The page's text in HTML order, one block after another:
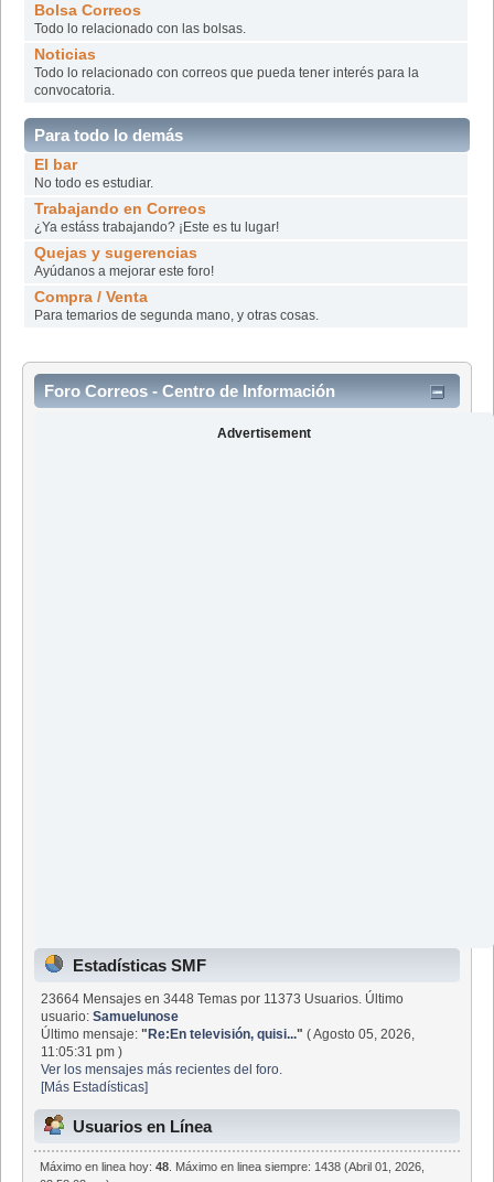
Bolsa Correos
Todo lo relacionado con las bolsas.
Noticias
Todo lo relacionado con correos que pueda tener interés para la
convocatoria.
Para todo lo demás
El bar
No todo es estudiar.
Trabajando en Correos
¿Ya estáss trabajando? ¡Este es tu lugar!
Quejas y sugerencias
Ayúdanos a mejorar este foro!
Compra / Venta
Para temarios de segunda mano, y otras cosas.
Foro Correos - Centro de Información
Advertisement
Estadísticas SMF
23664 Mensajes en 3448 Temas por 11373 Usuarios. Último
usuario:Samuelunose
Último mensaje:"Re:En televisión, quisi..." ( Agosto 05, 2026,
11:05:31 pm )
Ver los mensajes más recientes del foro.
[Más Estadísticas]
Usuarios en Línea
Máximo en linea hoy:48 . Máximo en linea siempre: 1438 (Abril 01, 2026,